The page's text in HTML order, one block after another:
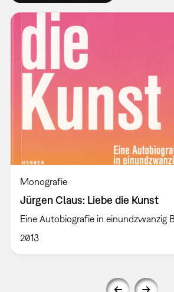
Monografie
Jürgen Claus: Liebe die Kunst
Eine Autobiografie in einundzwanzig
2013